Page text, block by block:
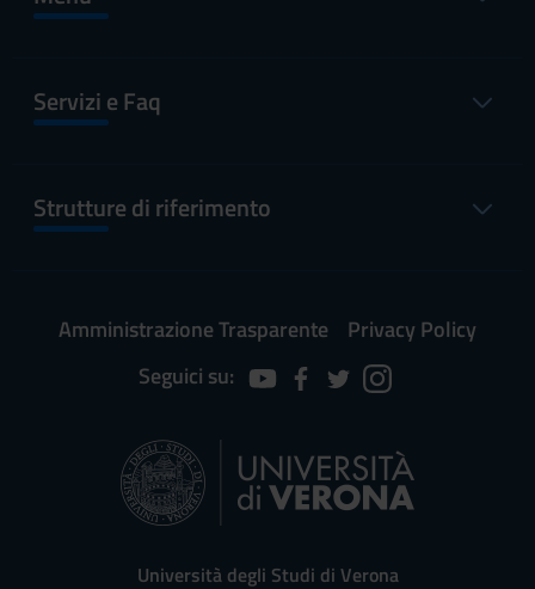
Servizi e Faq
Strutture di riferimento
Amministrazione Trasparente
Privacy Policy
Seguici su:
Università degli Studi di Verona